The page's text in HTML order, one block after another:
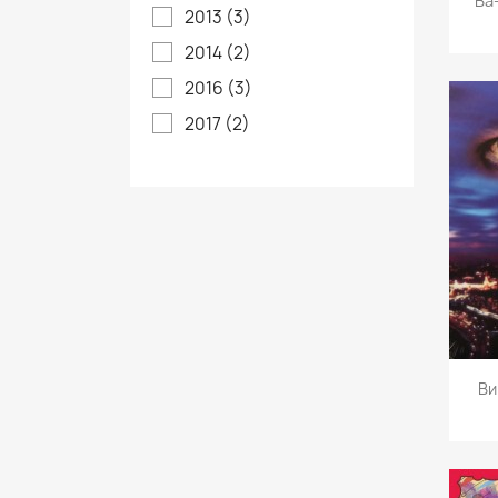
2013 (3)
2014 (2)
2016 (3)
2017 (2)